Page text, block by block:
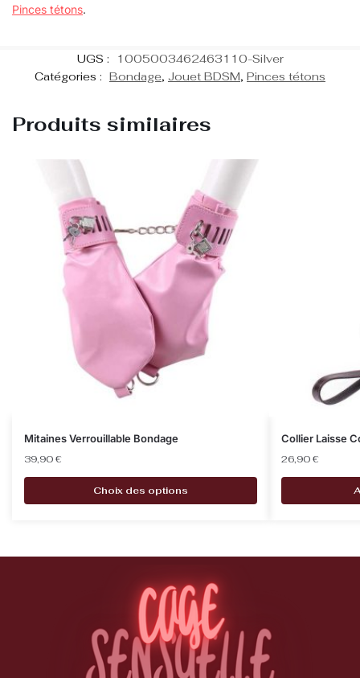
Pinces tétons.
UGS :
1005003462463110-Silver
Catégories : Bondage, Jouet BDSM, Pinces tétons
Produits similaires
Mitaines Verrouillable Bondage
39,90€
Choix des options
Collier Laisse
26,90€